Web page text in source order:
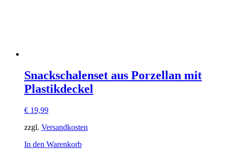
Snackschalenset aus Porzellan mit
Plastikdeckel
€ 19,99
zzgl. Versandkosten
In den Warenkorb